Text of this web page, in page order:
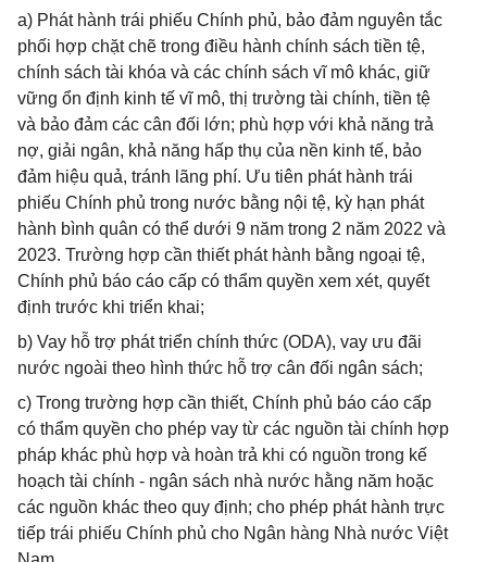
a) Phát hành trái phiếu Chính phủ, bảo đảm nguyên tắc
phối hợp chặt chẽ trong điều hành chính sách tiền tệ,
chính sách tài khóa và các chính sách vĩ mô khác, giữ
vững ổn định kinh tế vĩ mô, thị trường tài chính, tiền tệ
và bảo đảm các cân đối lớn; phù hợp với khả năng trả
nợ, giải ngân, khả năng hấp thụ của nền kinh tế, bảo
đảm hiệu quả, tránh lãng phí. Ưu tiên phát hành trái
phiếu Chính phủ trong nước bằng nội tệ, kỳ hạn phát
hành bình quân có thể dưới 9 năm trong 2 năm 2022 và
2023. Trường hợp cần thiết phát hành bằng ngoại tệ,
Chính phủ báo cáo cấp có thẩm quyền xem xét, quyết
định trước khi triển khai;
b) Vay hỗ trợ phát triển chính thức (ODA), vay ưu đãi
nước ngoài theo hình thức hỗ trợ cân đối ngân sách;
c) Trong trường hợp cần thiết, Chính phủ báo cáo cấp
có thẩm quyền cho phép vay từ các nguồn tài chính hợp
pháp khác phù hợp và hoàn trả khi có nguồn trong kế
hoạch tài chính - ngân sách nhà nước hằng năm hoặc
các nguồn khác theo quy định; cho phép phát hành trực
tiếp trái phiếu Chính phủ cho Ngân hàng Nhà nước Việt